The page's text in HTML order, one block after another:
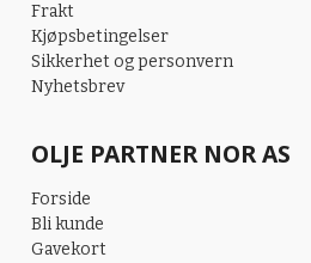
Frakt
Kjøpsbetingelser
Sikkerhet og personvern
Nyhetsbrev
OLJE PARTNER NOR AS
Forside
Bli kunde
Gavekort